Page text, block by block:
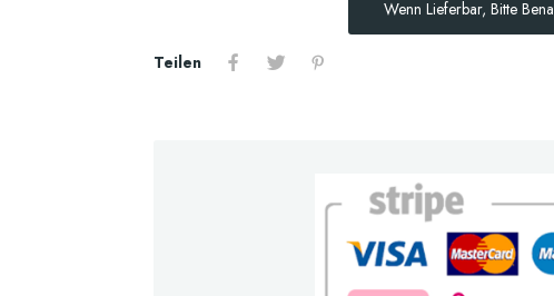
Wenn Lieferbar, Bitte
Teilen